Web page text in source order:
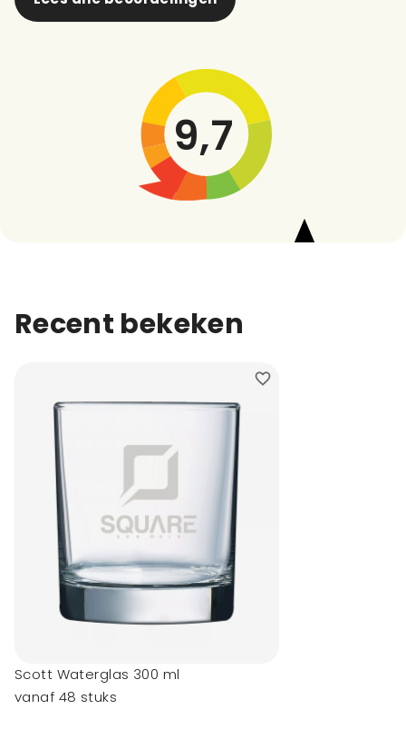
9,7
Recent bekeken
Scott Waterglas 300 ml
vanaf 48 stuks